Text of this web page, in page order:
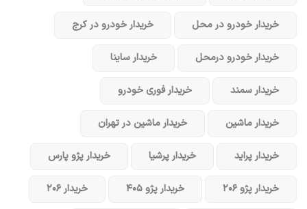
خریدار خودرو در محل خریدار خودرو در کرج
خریدار خودرو در‌محل خریدار ساینا
خریدار سمند خریدار فوری خودرو
خریدار ماشین خریدار ماشین در تهران
خریدار پراید خریدار پرشیا خریدار پژو پارس
خریدار پژو ۲۰۶ خریدار پژو ۴۰۵ خریدار ۲۰۶